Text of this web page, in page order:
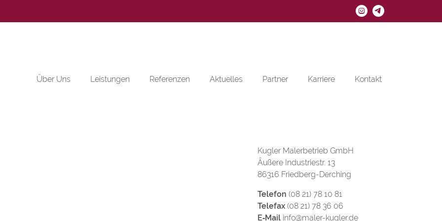
Instagram
E-
Mail
Über Uns Leis­tun­gen Re­fe­ren­zen Ak­tu­el­les Part­ner Kar­rie­re Kon­takt
Kug­ler Ma­ler­be­trieb GmbH
Äu­ße­re In­dus­trie­str. 13
86316 Fried­berg-Der­ching
Te­le­fon (08 21) 78 10 81
Te­le­fax(08 21) 78 36 06
E‑Mail info@​maler-​kugler.​de